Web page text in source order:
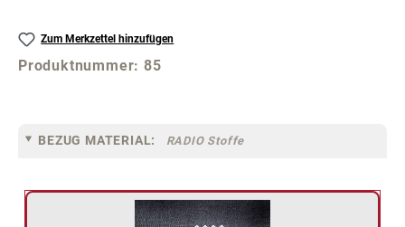
Zum Merkzettel hinzufügen
Produktnummer:85
BEZUG MATERIAL: RADIO Stoffe